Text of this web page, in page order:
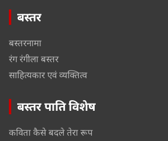
बस्तर
बस्तरनामा
रंग रंगीला बस्तर
साहित्यकार एवं व्यक्तित्व
बस्तर पाति विशेष
कविता कैसे बदले तेरा रूप